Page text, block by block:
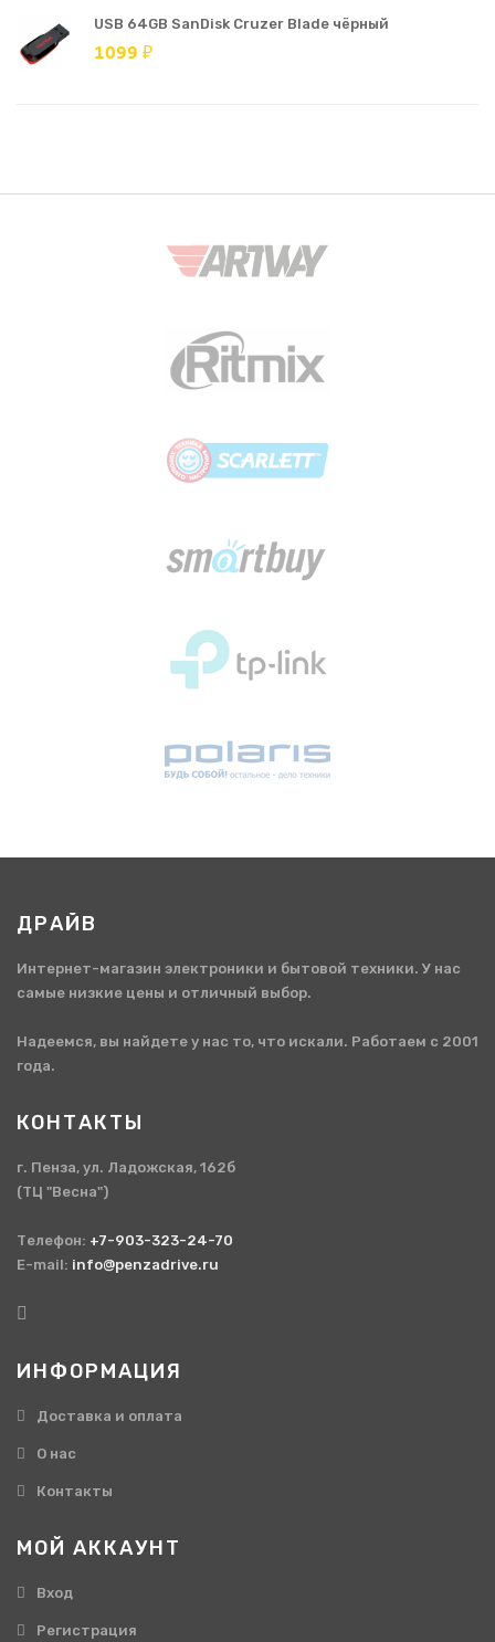
USB 64GB SanDisk Cruzer Blade чёрный
1099 ₽
ДРАЙВ
Интернет-магазин электроники и бытовой техники. У нас
самые низкие цены и отличный выбор.
Надеемся, вы найдете у нас то, что искали. Работаем с 2001
года.
КОНТАКТЫ
г. Пенза, ул. Ладожская, 162б
(ТЦ "Весна")
Телефон: +7-903-323-24-70
E-mail: info@penzadrive.ru
ИНФОРМАЦИЯ
Доставка и оплата
О нас
Контакты
МОЙ АККАУНТ
Вход
Регистрация